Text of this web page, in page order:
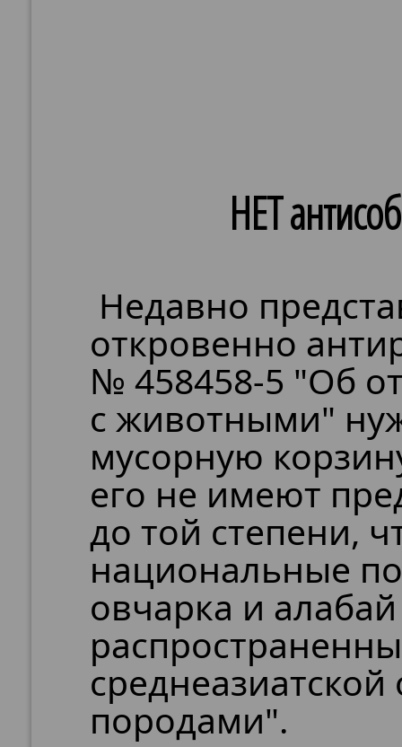
НЕТ
Недавно
откровенно
№ 458458-5 "Об
с животными"
мусорную
его не имеют
до той степени,
национальные
овчарка и
породами".